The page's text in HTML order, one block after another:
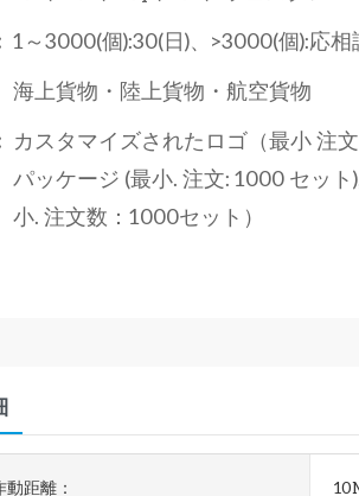
1～3000(個):30(日)、>3000(個):応相
海上貨物・陸上貨物・航空貨物
カスタマイズされたロゴ（最小 注
パッケージ (最小. 注文: 1000 セッ
小. 注文数：1000セット）
動距離：